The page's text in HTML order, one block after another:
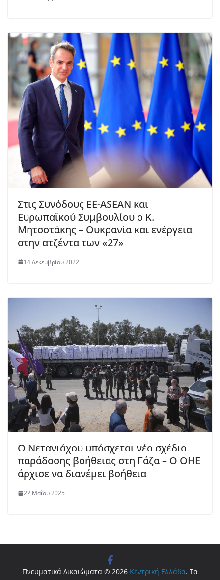
Στις Συνόδους ΕΕ-ASEAN και
Ευρωπαϊκού Συμβουλίου ο Κ.
Μητσοτάκης – Ουκρανία και ενέργεια
στην ατζέντα των «27»
14 Δεκεμβρίου 2022
Ο Νετανιάχου υπόσχεται νέο σχέδιο
παράδοσης βοήθειας στη Γάζα – Ο ΟΗΕ
άρχισε να διανέμει βοήθεια
22 Μαΐου 2025
Πνευματικά Δικαιώματα © 2026 Κεντρική Ελλάδα. Τα